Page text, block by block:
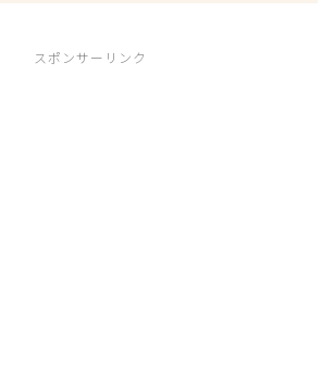
スポンサーリンク